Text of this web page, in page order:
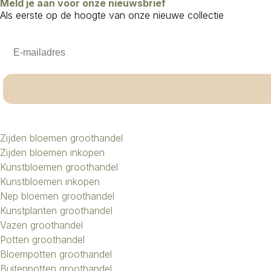
Meld je aan voor onze nieuwsbrief
Als eerste op de hoogte van onze nieuwe collectie
Zijden bloemen groothandel
Zijden bloemen inkopen
Kunstbloemen groothandel
Kunstbloemen inkopen
Nep bloemen groothandel
Kunstplanten groothandel
Vazen groothandel
Potten groothandel
Bloempotten groothandel
Buitenpotten groothandel